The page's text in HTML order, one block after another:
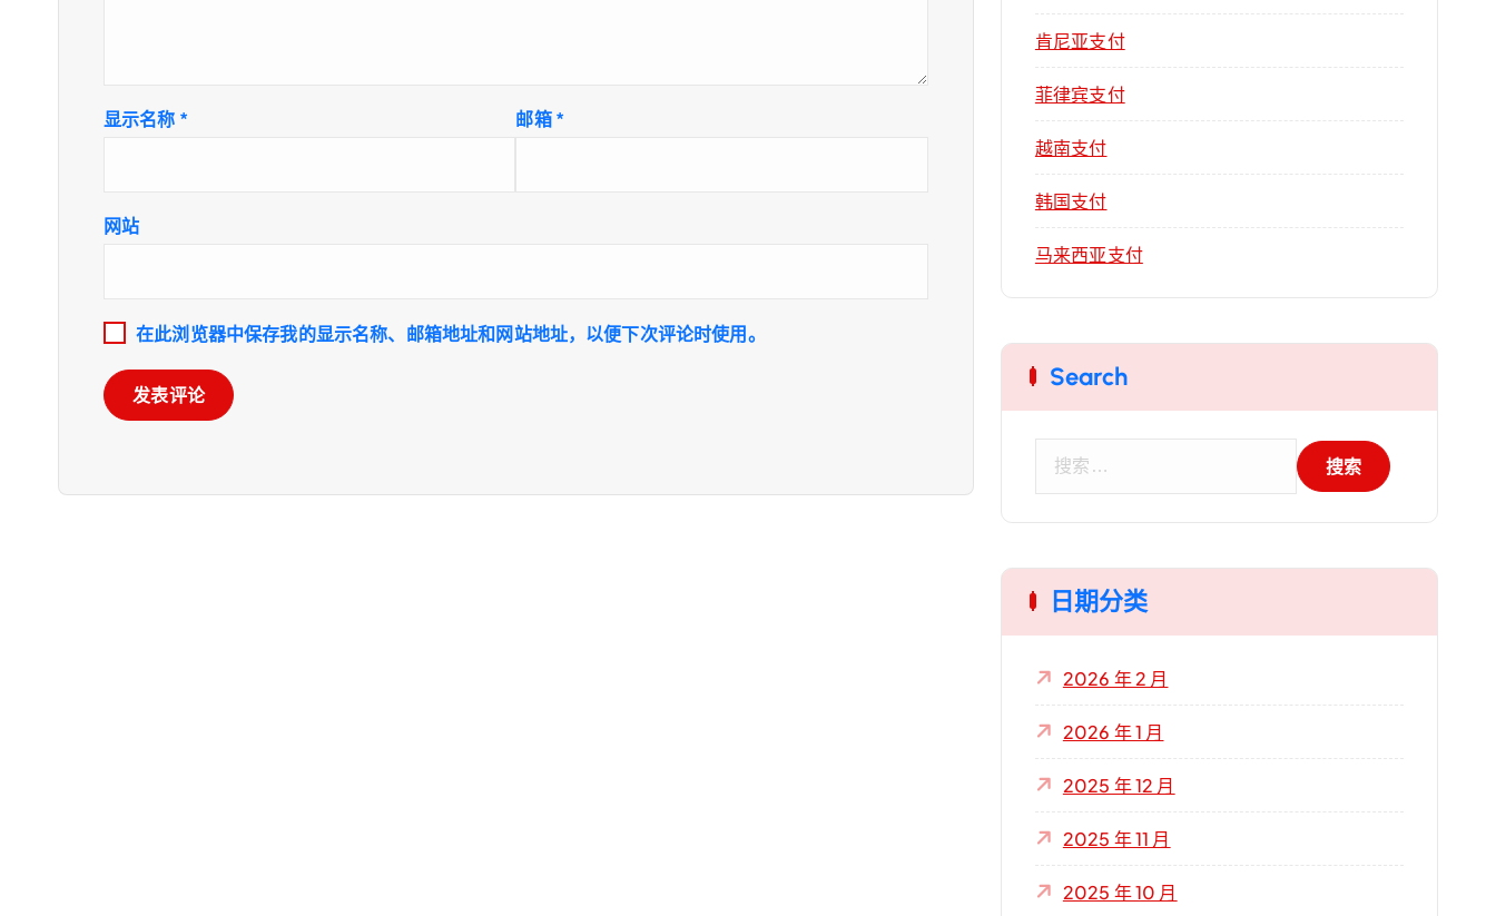
显示名称 * 邮箱*
网站
在此浏览器中保存我的显示名称、邮箱地址和网站地址，以便下次评论时使用。
肯尼亚支付
菲律宾支付
越南支付
韩国支付
马来西亚支付
Search
日期分类
2026 年 2 月
2026 年 1 月
2025 年 12 月
2025 年 11 月
2025 年 10 月